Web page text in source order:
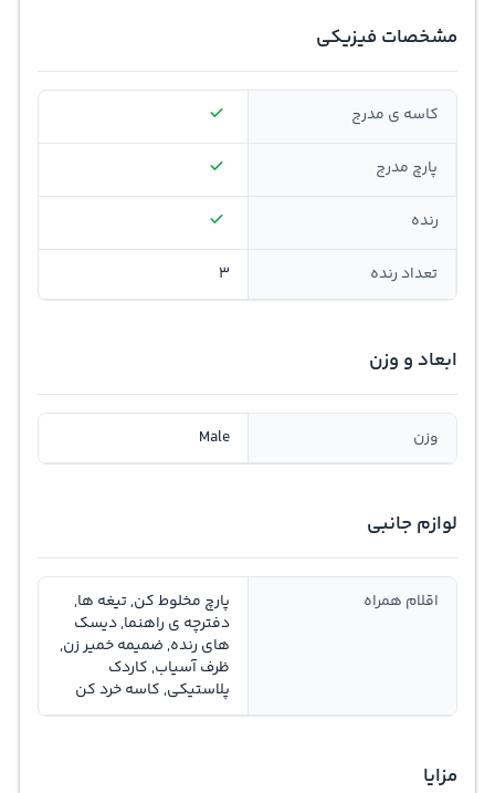
مشخصات فیزیکی
کاسه ی مدرج
پارچ مدرج
رنده
تعداد رنده 3
ابعاد و وزن
وزن Male
لوازم جانبی
اقلام همراه
پارچ مخلوط کن, تیغه ها,
دفترچه ی راهنما, دیسک
های رنده, ضمیمه خمیر زن,
ظرف آسیاب, کاردک
پلاستیکی, کاسه خرد کن
مزایا